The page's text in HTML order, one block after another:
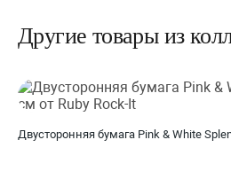
Другие товары из
Двусторонняя бумага Pink & White